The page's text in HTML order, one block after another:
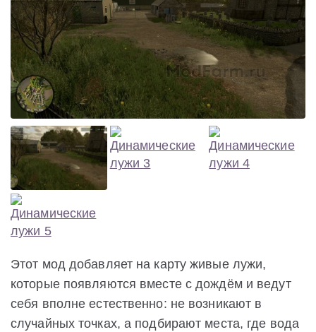
Этот мод добавляет на карту живые лужи,
которые появляются вместе с дождём и ведут
себя вполне естественно: не возникают в
случайных точках, а подбирают места, где вода